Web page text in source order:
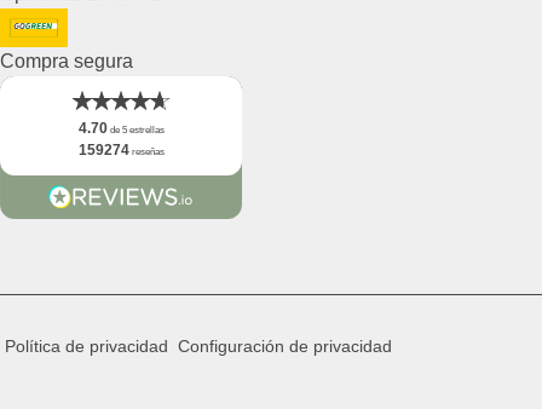
DHL GoGreen
Compra segura
4.70de 5 estrellas
159274reseñas
Política de privacidad Configuración de privacidad